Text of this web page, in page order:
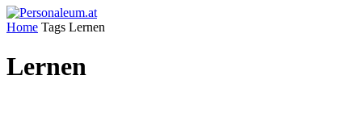
Home Tags Lernen
Lernen